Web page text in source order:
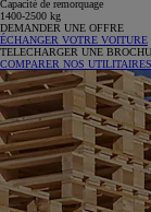
Capacité de remorquage
1400-2500 kg
DEMANDER UNE OFFRE
ÉCHANGER VOTRE VOITURE
TELECHARGER UNE
COMPARER NOS UTILITAIRES